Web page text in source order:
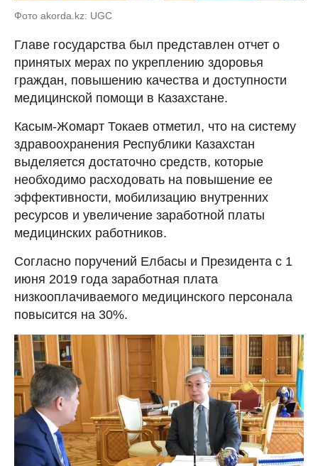
Фото akorda.kz: UGC
Главе государства был представлен отчет о
принятых мерах по укреплению здоровья
граждан, повышению качества и доступности
медицинской помощи в Казахстане.
Касым-Жомарт Токаев отметил, что на систему
здравоохранения Республики Казахстан
выделяется достаточно средств, которые
необходимо расходовать на повышение ее
эффективности, мобилизацию внутренних
ресурсов и увеличение заработной платы
медицинских работников.
Согласно поручений Елбасы и Президента с 1
июня 2019 года заработная плата
низкооплачиваемого медицинского персонала
повысится на 30%.